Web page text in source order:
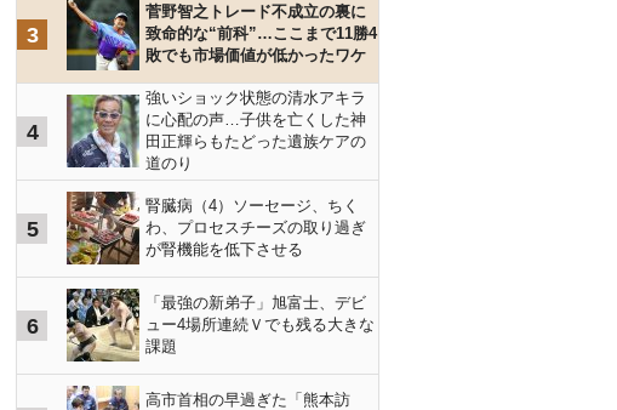
3
菅野智之トレード不成立の裏に
致命的な“前科”…ここまで11勝4
敗でも市場価値が低かったワケ
4
強いショック状態の清水アキラ
に心配の声…子供を亡くした神
田正輝らもたどった遺族ケアの
道のり
5
腎臓病（4）ソーセージ、ちく
わ、プロセスチーズの取り過ぎ
が腎機能を低下させる
6
「最強の新弟子」旭富士、デビ
ュー4場所連続Ｖでも残る大きな
課題
高市首相の早過ぎた「熊本訪